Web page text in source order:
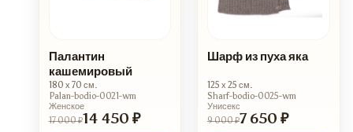
Палантин
кашемировый
180 х 70 см.
Palan-bodio-0021-wm
Женское
17 000 ₽14 450 ₽
Шарф из пуха яка
125 х 25 см.
Sharf-bodio-0025-wm
Унисекс
9 000 ₽7 650 ₽